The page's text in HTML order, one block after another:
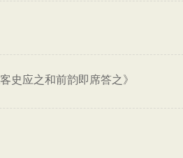
史应之和前韵即席答之》